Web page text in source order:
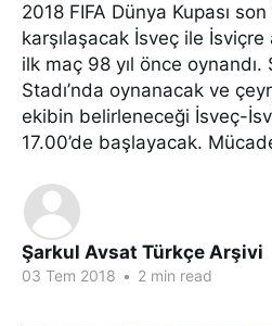
2018 FIFA Dünya Kupası
karşılaşacak İsveç ile
ilk maç 98 yıl önce
Stadı’nda oynanacak ve
ekibin belirleneceği İsveç-
17.00’de başlayacak.
Şarkul Avsat Türkçe Arşivi
03 Tem 2018 • 2 min read